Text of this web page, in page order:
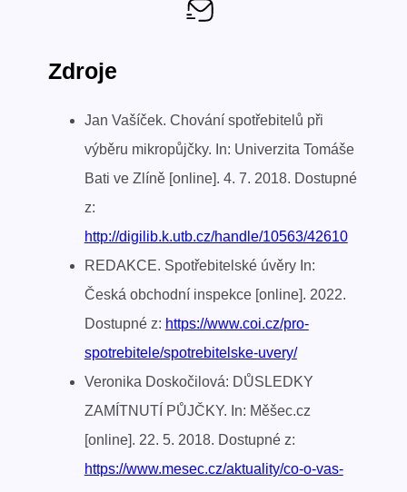
Zdroje
Jan Vašíček. Chování spotřebitelů při
výběru mikropůjčky. In: Univerzita Tomáše
Bati ve Zlíně [online]. 4. 7. 2018. Dostupné
z:
http://digilib.k.utb.cz/handle/10563/42610
REDAKCE. Spotřebitelské úvěry In:
Česká obchodní inspekce [online]. 2022.
Dostupné z: https://www.coi.cz/pro-
spotrebitele/spotrebitelske-uvery/
Veronika Doskočilová: DŮSLEDKY
ZAMÍTNUTÍ PŮJČKY. In: Měšec.cz
[online]. 22. 5. 2018. Dostupné z:
https://www.mesec.cz/aktuality/co-o-vas-